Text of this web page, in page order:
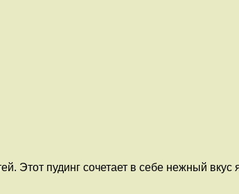
Этот пудинг сочетает в себе нежный вкус